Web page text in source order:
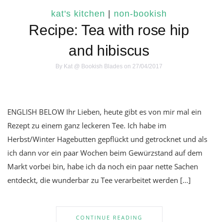
kat's kitchen non-bookish
Recipe: Tea with rose hip
and hibiscus
By Kat @ Bookish Blades on 27/04/2017
ENGLISH BELOW Ihr Lieben, heute gibt es von mir mal ein
Rezept zu einem ganz leckeren Tee. Ich habe im
Herbst/Winter Hagebutten gepflückt und getrocknet und als
ich dann vor ein paar Wochen beim Gewürzstand auf dem
Markt vorbei bin, habe ich da noch ein paar nette Sachen
entdeckt, die wunderbar zu Tee verarbeitet werden […]
CONTINUE READING